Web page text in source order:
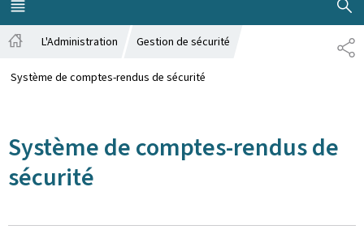
MENU
PRINCIPAL
L'Administration Gestion de sécurité
Système de comptes-rendus de sécurité
Système de comptes-rendus de
sécurité